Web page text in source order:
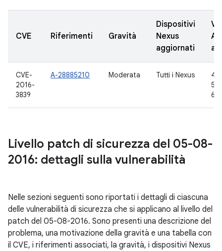
CVE Riferimenti Gravità
Dispositivi
Nexus
aggiornati
CVE-
2016-
3839
A-28885210 Moderata Tutti i Nexus
Livello patch di sicurezza del 05-08-
2016: dettagli sulla vulnerabilità
Nelle sezioni seguenti sono riportati i dettagli di ciascuna
delle vulnerabilità di sicurezza che si applicano al livello del
patch del 05-08-2016. Sono presenti una descrizione del
problema, una motivazione della gravità e una tabella con
il CVE, i riferimenti associati, la gravità, i dispositivi Nexus